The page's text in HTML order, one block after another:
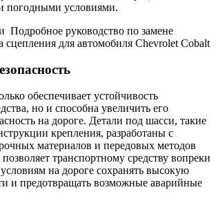
погодными условиями.
Подробное руководство по замене
сцепления для автомобиля Chevrolet Cobalt
обеспечивает устойчивость
но и способна увеличить его
на дороге. Детали под шасси, такие
крепления, разработаны с
материалов и передовых методов
транспортному средству вопреки
на дороге сохранять высокую
и предотвращать возможные аварийные